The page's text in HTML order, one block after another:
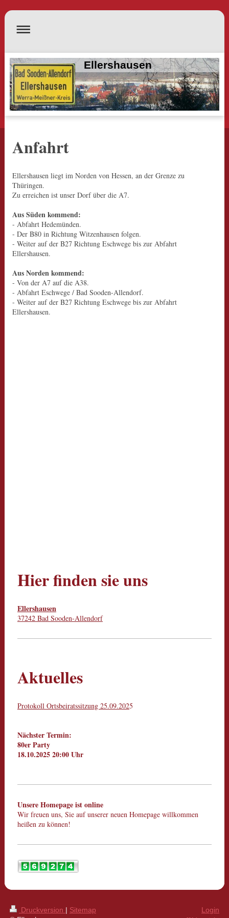
Ellershausen
Anfahrt
Ellershausen liegt im Norden von Hessen, an der Grenze zu
Thüringen.
Zu erreichen ist unser Dorf über die A7.
Aus Süden kommend:
- Abfahrt Hedemünden.
- Der B80 in Richtung Witzenhausen folgen.
- Weiter auf der B27 Richtung Eschwege bis zur Abfahrt
Ellershausen.
Aus Norden kommend:
- Von der A7 auf die A38.
- Abfahrt Eschwege / Bad Sooden-Allendorf.
- Weiter auf der B27 Richtung Eschwege bis zur Abfahrt
Ellershausen.
Hier finden sie uns
Ellershausen
37242 Bad Sooden-Allendorf
Aktuelles
Protokoll Ortsbeiratssitzung 25.09.2025
Nächster Termin:
80er Party
18.10.2025 20:00 Uhr
Unsere Homepage ist online
Wir freuen uns, Sie auf unserer neuen Homepage willkommen
heißen zu können!
Druckversion | Sitemap
Login